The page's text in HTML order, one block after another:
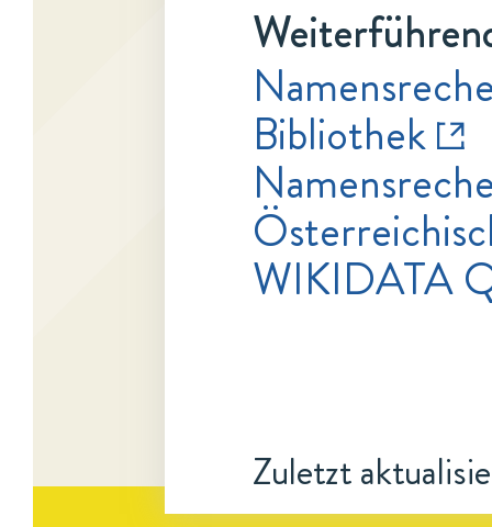
Bibliothek
WIKIDATA
Zuletzt